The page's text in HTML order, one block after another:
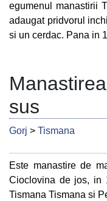
egumenul manastirii
adaugat pridvorul
si un cerdac. Pana in
sus
Gorj > Tismana
Este manastire de
Cioclovina de jos, in
Tismana Tismana si